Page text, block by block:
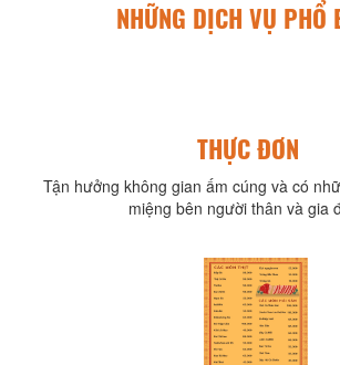
NHỮNG DỊCH VỤ PHỔ
THỰC ĐƠN
Tận hưởng không gian ấm cúng và có
miệng bên người thân và gia